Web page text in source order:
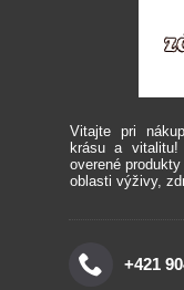
Vitajte pri
krásu a vitalitu!
overené
oblasti výživy,
+421